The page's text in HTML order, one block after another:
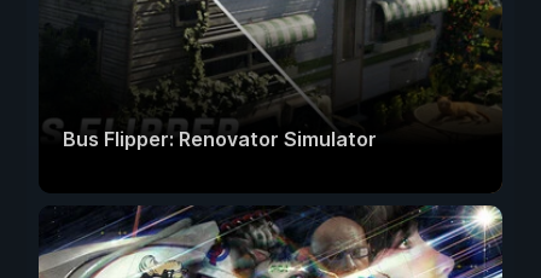
Bus Flipper: Renovator Simulator